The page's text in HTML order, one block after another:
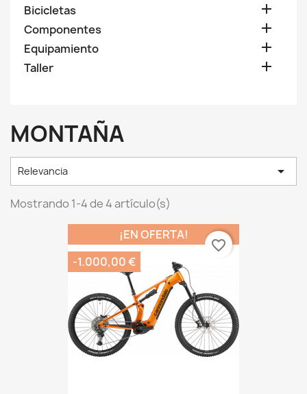
Bicicletas 
Componentes 
Equipamiento 
Taller 
MONTAÑA
Relevancia 
Mostrando 1-4 de 4 artículo(s)
¡EN OFERTA!
-1.000,00 €
favorite_border